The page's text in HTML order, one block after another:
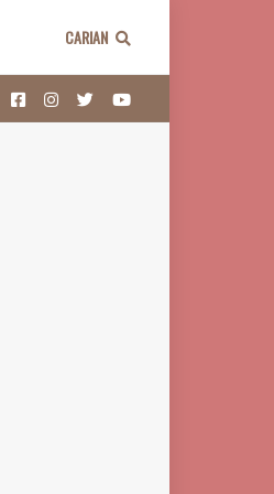
CARIAN